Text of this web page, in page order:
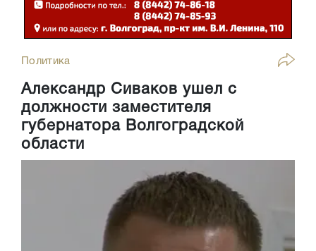
Политика
Александр Сиваков ушел с
должности заместителя
губернатора Волгоградской
области